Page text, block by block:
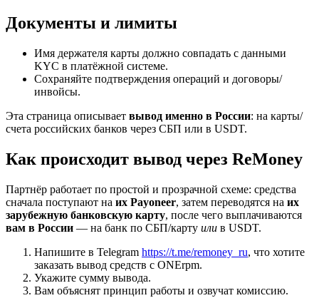
Документы и лимиты
Имя держателя карты должно совпадать с данными
KYC в платёжной системе.
Сохраняйте подтверждения операций и договоры/
инвойсы.
Эта страница описывает вывод именно в России: на карты/
счета российских банков через СБП или в USDT.
Как происходит вывод через ReMoney
Партнёр работает по простой и прозрачной схеме: средства
сначала поступают на их Payoneer, затем переводятся на их
зарубежную банковскую карту, после чего выплачиваются
вам в России — на банк по СБП/карту или в USDT.
Напишите в Telegram https://t.me/remoney_ru, что хотите
заказать вывод средств с ONErpm.
Укажите сумму вывода.
Вам объяснят принцип работы и озвучат комиссию.